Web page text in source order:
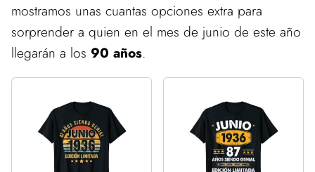
mostramos unas cuantas opciones extra para
sorprender a quien en el mes de junio de este año
llegarán a los 90 años.